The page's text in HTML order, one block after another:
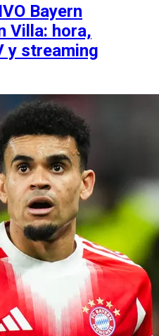
Bayern
Villa: hora,
y streaming